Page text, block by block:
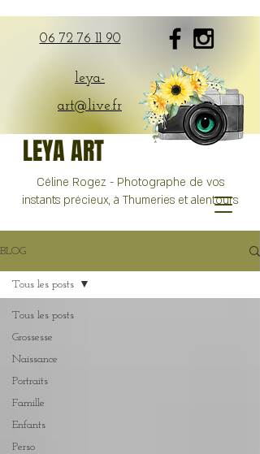
06 72 76 11 90
leya-
art@live.fr
LEYA ART
Céline Rogez - Photographe de vos
instants précieux, à Thumeries et alentours
BLOG
Tous les posts
Grossesse
Naissance
Portraits
Famille
Enfants
Perso
Tous les posts